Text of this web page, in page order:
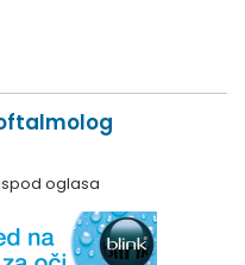
oglasa